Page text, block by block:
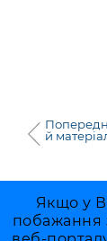
Гендерна
Київська
Міський
й
Якщо у
побажання